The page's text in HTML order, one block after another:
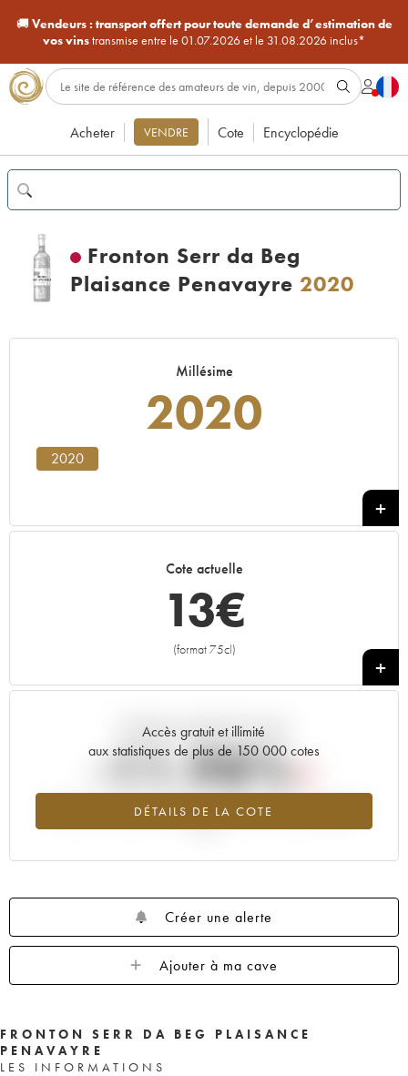
🚚Vendeurs : transport offert pour toute demande d’estimation de
vos vinstransmise entre le 01.07.2026 et le 31.08.2026 inclus*
Acheter VENDRE Cote Encyclopédie
Fronton Serr da Beg
Plaisance Penavayre 2020
Millésime
2020
2020
Cote actuelle
13€
(format 75cl)
+
Accès gratuit et illimité
aux statistiques de plus de 150 000 cotes
DÉTAILS DE LA COTE
Tendance actuelle de la cote
-11.98%
Tendance à la baisse du millésime 2020 en 2026 par rapport à
Créer une alerte
Ajouter à ma cave
FRONTON SERR DA BEG PLAISANCE
PENAVAYRE
LES INFORMATIONS